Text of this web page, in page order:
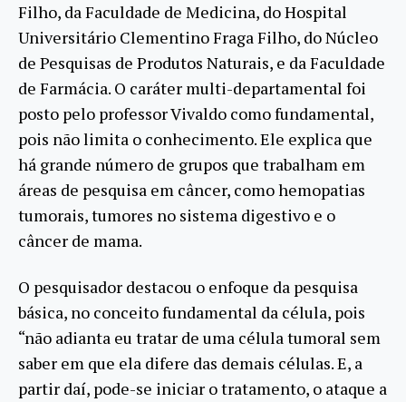
Filho, da Faculdade de Medicina, do Hospital
Universitário Clementino Fraga Filho, do Núcleo
de Pesquisas de Produtos Naturais, e da Faculdade
de Farmácia. O caráter multi-departamental foi
posto pelo professor Vivaldo como fundamental,
pois não limita o conhecimento. Ele explica que
há grande número de grupos que trabalham em
áreas de pesquisa em câncer, como hemopatias
tumorais, tumores no sistema digestivo e o
câncer de mama.
O pesquisador destacou o enfoque da pesquisa
básica, no conceito fundamental da célula, pois
“não adianta eu tratar de uma célula tumoral sem
saber em que ela difere das demais células. E, a
partir daí, pode-se iniciar o tratamento, o ataque a